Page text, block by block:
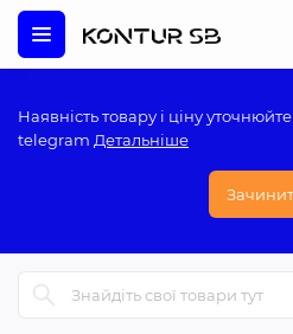
Наявність товару і ціну
telegram Детальніше